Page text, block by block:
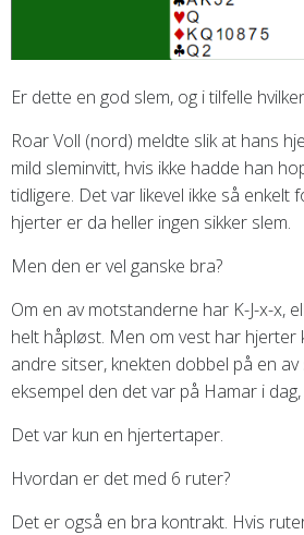
Er dette en god slem, og i tilfelle
Roar Voll (nord) meldte slik at hans
mild sleminvitt, hvis ikke hadde han
tidligere. Det var likevel ikke så enkelt
hjerter er da heller ingen sikker slem.
Men den er vel ganske bra?
Om en av motstanderne har K-J-x-x,
helt håpløst. Men om vest har hjerter
andre sitser, knekten dobbel på en
eksempel den det var på Hamar i
Det var kun en hjertertaper.
Hvordan er det med 6 ruter?
Det er også en bra kontrakt. Hvis